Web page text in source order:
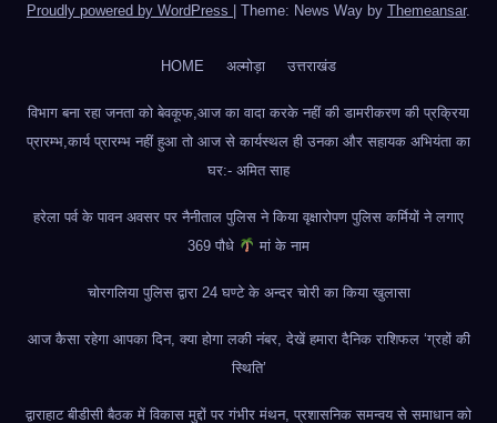
Proudly powered by WordPress Theme: News Way by Themeansar.
HOME अल्मोड़ा उत्तराखंड
विभाग बना रहा जनता को बेवकूफ,आज का वादा करके नहीं की डामरीकरण की प्रक्रिया
प्रारम्भ,कार्य प्रारम्भ नहीं हुआ तो आज से कार्यस्थल ही उनका और सहायक अभियंता का
घर:- अमित साह
हरेला पर्व के पावन अवसर पर नैनीताल पुलिस ने किया वृक्षारोपण पुलिस कर्मियों ने लगाए
369 पौधे
मां के नाम
चोरगलिया पुलिस द्वारा 24 घण्टे के अन्दर चोरी का किया खुलासा
आज कैसा रहेगा आपका दिन, क्या होगा लकी नंबर, देखें हमारा दैनिक राशिफल ‘ग्रहों की
स्थिति’
द्वाराहाट बीडीसी बैठक में विकास मुद्दों पर गंभीर मंथन, प्रशासनिक समन्वय से समाधान को